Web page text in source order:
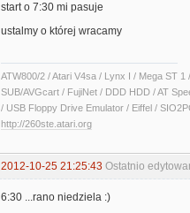
start o 7:30 mi pasuje
ustalmy o której wracamy
ATW800/2 / Atari V4sa / Lynx I / Mega ST
SUB/AVGcart / FujiNet / DDD HDD / AT
/ USB Floppy Drive Emulator / Eiffel /
http://260ste.atari.org
2012-10-25 21:25:43 Ostatnio
6:30 ...rano niedziela :)